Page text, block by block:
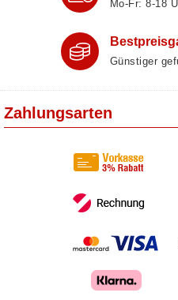
Mo-Fr: 8‑18
Günstiger
Zahlungsarten